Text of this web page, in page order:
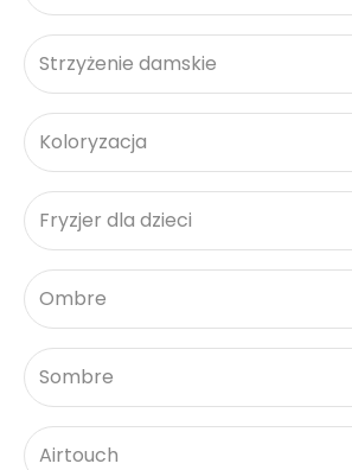
Strzyżenie damskie
Koloryzacja
Fryzjer dla dzieci
Ombre
Sombre
Airtouch